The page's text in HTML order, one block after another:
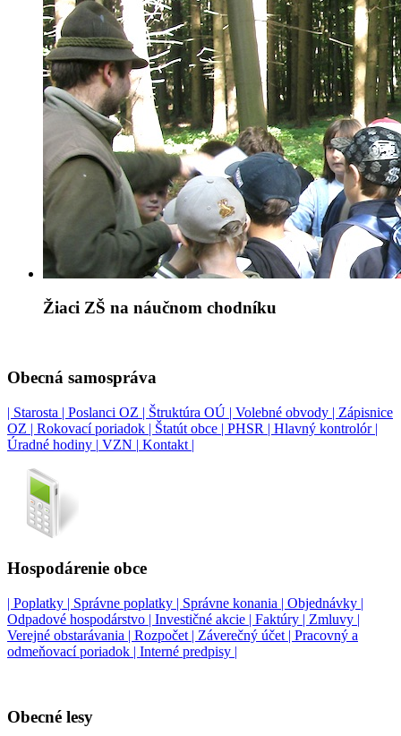
Žiaci ZŠ na náučnom chodníku
Obecná samospráva
| Starosta | Poslanci OZ | Štruktúra OÚ | Volebné obvody | Zápisnice
OZ | Rokovací poriadok | Štatút obce | PHSR | Hlavný kontrolór |
Úradné hodiny | VZN | Kontakt |
Hospodárenie obce
| Poplatky | Správne poplatky | Správne konania | Objednávky |
Odpadové hospodárstvo | Investičné akcie | Faktúry | Zmluvy |
Verejné obstarávania | Rozpočet | Záverečný účet | Pracovný a
odmeňovací poriadok | Interné predpisy |
Obecné lesy